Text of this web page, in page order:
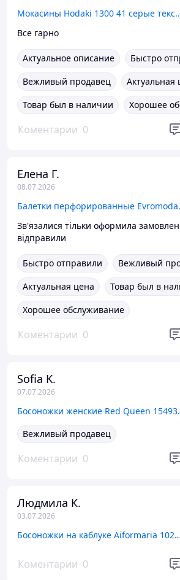
Мокасины Hodaki
Все гарно
Актуальное описание
Быстро
Вежливый продавец
Актуальная
Товар был в наличии
Хорошее
Коментарии 0
Елена Г.
08.07.2026
Балетки
Зв'язалися тільки оформила
відправили
Быстро отправили
Вежливый
Актуальная цена
Товар был в
Хорошее обслуживание
Коментарии 0
Sofia K.
07.07.2026
Вежливый продавец
Коментарии 0
Людмила К.
03.07.2026
Босоножки на каблуке Aiformaria 10253 бежевые экокожа
Коментарии 0